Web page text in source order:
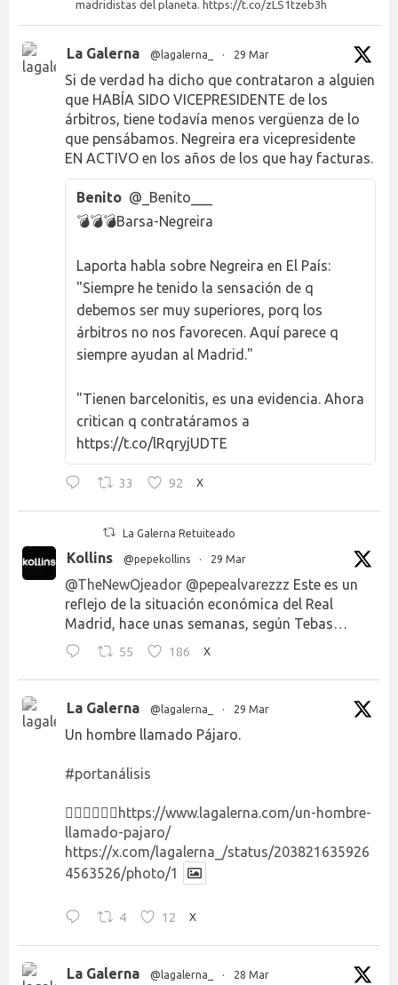
madridistas del planeta. https://t.co/zLS1tzeb3h
La Galerna @lagalerna_ · 29 Mar
Si de verdad ha dicho que contrataron a alguien
que HABÍA SIDO VICEPRESIDENTE de los
árbitros, tiene todavía menos vergüenza de lo
que pensábamos. Negreira era vicepresidente
EN ACTIVO en los años de los que hay facturas.
Benito @_Benito___
💣💣💣Barsa-Negreira
Laporta habla sobre Negreira en El País:
"Siempre he tenido la sensación de q
debemos ser muy superiores, porq los
árbitros no nos favorecen. Aquí parece q
siempre ayudan al Madrid."
"Tienen barcelonitis, es una evidencia. Ahora
critican q contratáramos a
https://t.co/lRqryjUDTE
33 92 X
La Galerna Retuiteado
Kollins @pepekollins · 29 Mar
@TheNewOjeador @pepealvarezzz Este es un
reflejo de la situación económica del Real
Madrid, hace unas semanas, según Tebas…
55 186 X
La Galerna @lagalerna_ · 29 Mar
Un hombre llamado Pájaro.
#portanálisis
👉🏻👉🏻👉🏻 https://www.lagalerna.com/un-hombre-
llamado-pajaro/
https://x.com/lagalerna_/status/203821635926
4563526/photo/1
4 12 X
La Galerna @lagalerna_ · 28 Mar